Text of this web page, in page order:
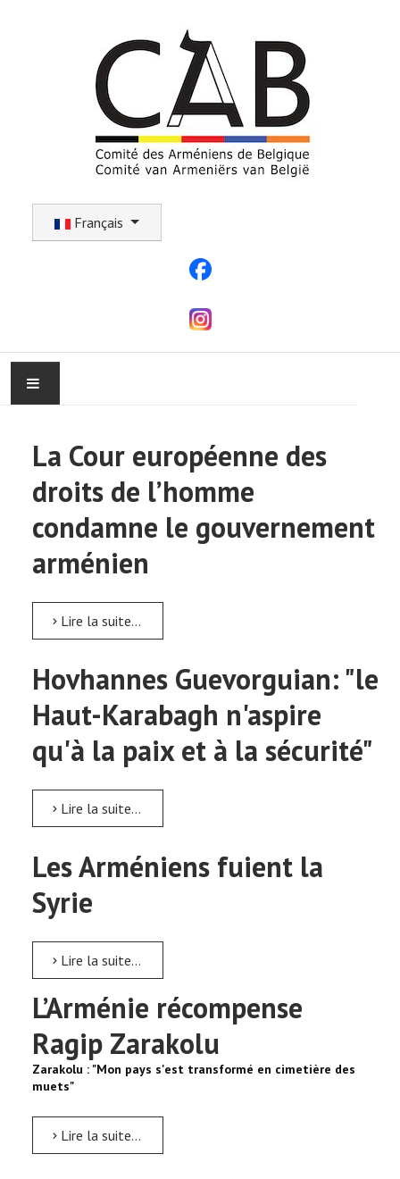
Français
ACTUALITÉ
COMMUNAUTÉ
EVÉNEMENTS
🔔 ELECTIONS 2026 🗳️
LE CENTRE
CONTACT
La Cour européenne des
droits de l’homme
condamne le gouvernement
arménien
Lire la suite...
Hovhannes Guevorguian: "le
Haut-Karabagh n'aspire
qu'à la paix et à la sécurité"
Lire la suite...
Les Arméniens fuient la
Syrie
Lire la suite...
L’Arménie récompense
Ragip Zarakolu
Zarakolu : "Mon pays s'est transformé en cimetière des
muets"
Lire la suite...